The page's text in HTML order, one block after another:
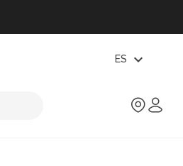
ES expand_more